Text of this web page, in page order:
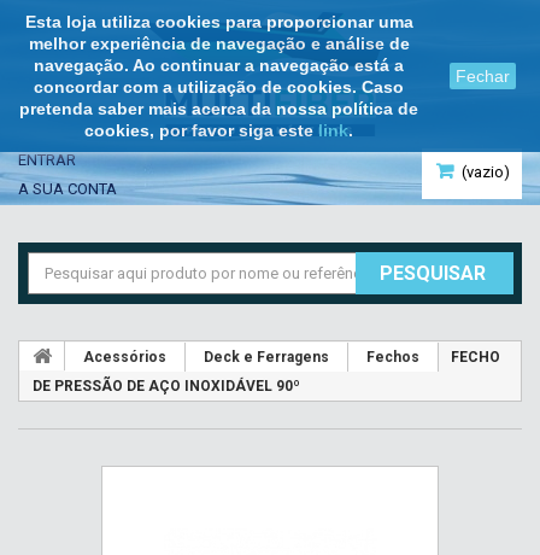
Esta loja utiliza cookies para proporcionar uma
melhor experiência de navegação e análise de
navegação. Ao continuar a navegação está a
concordar com a utilização de cookies. Caso
pretenda saber mais acerca da nossa política de
cookies, por favor siga este link.
Fechar
(vazio)
ENTRAR
A SUA CONTA
PESQUISAR
Acessórios Deck e Ferragens Fechos
FECHO
DE PRESSÃO DE AÇO INOXIDÁVEL 90º